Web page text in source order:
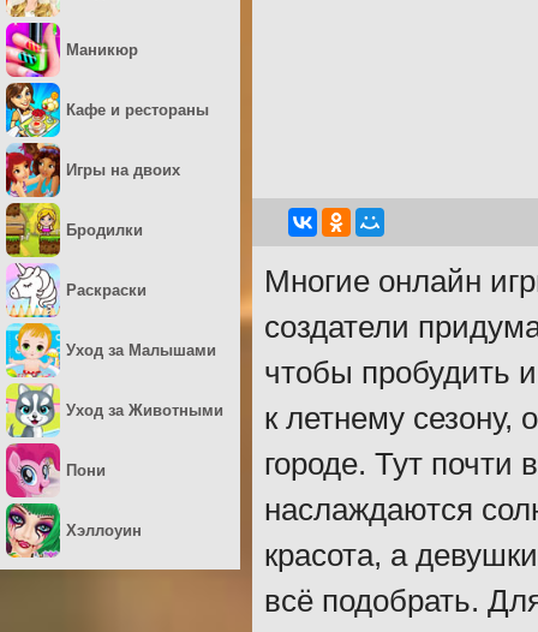
Многие онлайн
создатели
чтобы пробудить
к летнему сезону,
городе. Тут почти
наслаждаются
красота, а
всё подобрать.
Маникюр
Кафе и рестораны
Игры на двоих
Бродилки
Раскраски
Уход за Малышами
Уход за Животными
Пони
Хэллоуин